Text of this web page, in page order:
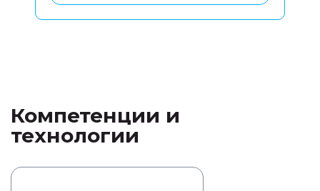
Компетенции и
технологии